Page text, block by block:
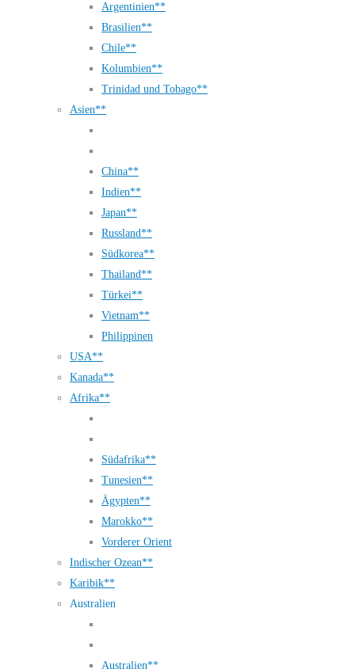
Argentinien**
Brasilien**
Chile**
Kolumbien**
Trinidad und Tobago**
Asien**
China**
Indien**
Japan**
Russland**
Südkorea**
Thailand**
Türkei**
Vietnam**
Philippinen
USA**
Kanada**
Afrika**
Südafrika**
Tunesien**
Ägypten**
Marokko**
Vorderer Orient
Indischer Ozean**
Karibik**
Australien
Australien**